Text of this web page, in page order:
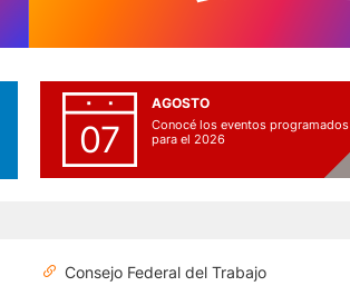
07
AGOSTO
Conocé los eventos programados
para el 2026
Consejo Federal del Trabajo